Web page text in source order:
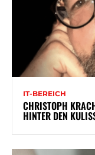
IT-BEREICH
CHRISTOPH
HINTER DEN